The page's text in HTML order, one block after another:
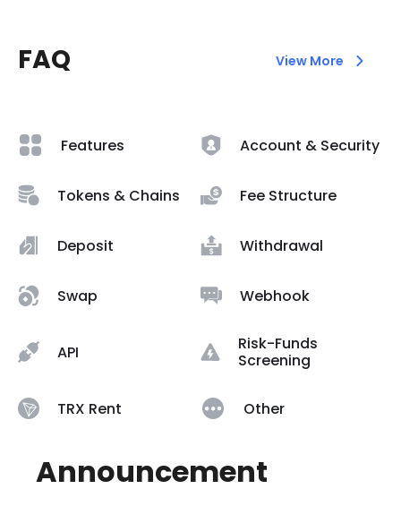
FAQ View More
Features Account & Security
Tokens & Chains Fee Structure
Deposit Withdrawal
Swap Webhook
API
Risk-Funds
Screening
TRX Rent Other
Announcement